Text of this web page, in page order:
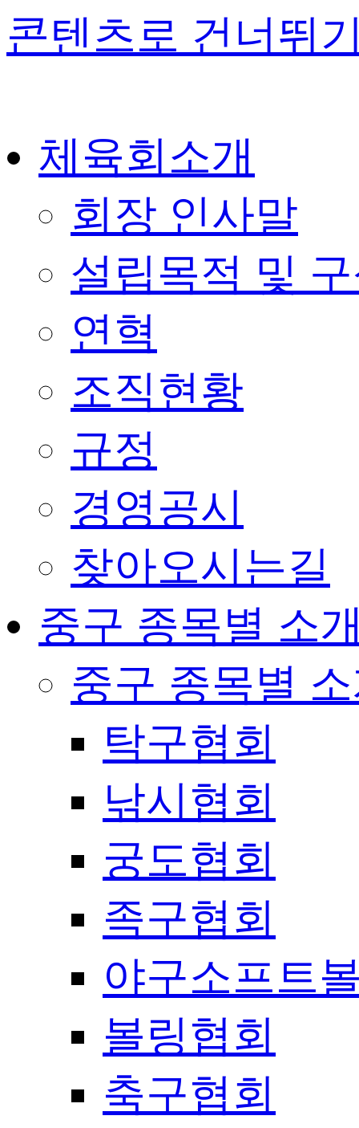
콘텐츠로 건너뛰
체육회소개
회장 인사말
설립목적 및
연혁
조직현황
규정
경영공시
찾아오시는길
중구 종목별 소
중구 종목별
탁구협회
낚시협회
궁도협회
족구협회
야구소프트
볼링협회
축구협회